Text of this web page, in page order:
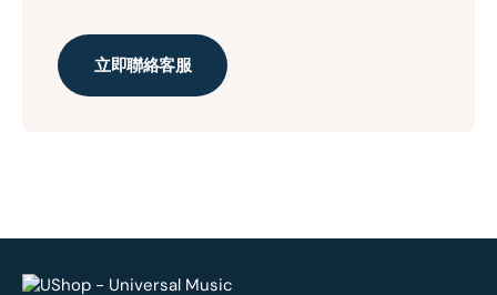
立即聯絡客服